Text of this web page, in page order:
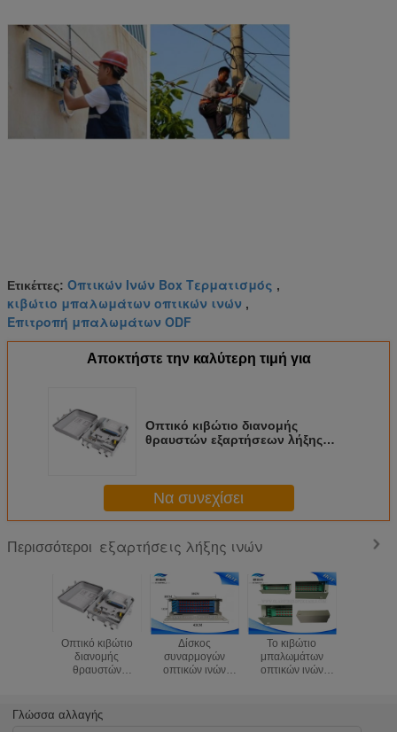
Ετικέττες: Οπτικών Ινών Box Τερματισμός ,
κιβώτιο μπαλωμάτων οπτικών ινών ,
Επιτροπή μπαλωμάτων ODF
Αποκτήστε την καλύτερη τιμή για
Οπτικό κιβώτιο διανομής
θραυστών εξαρτήσεων λήξης
Να συνεχίσει
Περισσότεροι εξαρτήσεις λήξης ινών
Οπτικό κιβώτιο
διανομής
θραυστών
Δίσκος
συναρμογών
οπτικών ινών
Το κιβώτιο
μπαλωμάτων
οπτικών ινών
Γλώσσα αλλαγής